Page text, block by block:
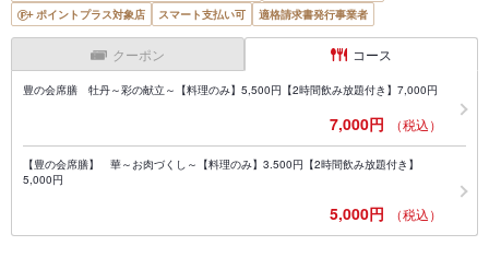
ポイントプラス対象店
スマート支払い可 適格請求書発行事業者
クーポン コース
豊の会席膳 牡丹～彩の献立～【料理のみ】5,500円【2時間飲み放題付き】7,000円
7,000円 （税込）
【豊の会席膳】 華～お肉づくし～【料理のみ】3.500円【2時間飲み放題付き】
5,000円
5,000円 （税込）